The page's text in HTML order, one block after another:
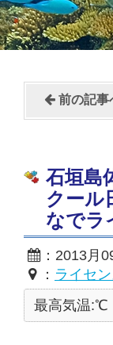
前の記事
石垣島
クール
なでラ
：2013月
： ライセ
最高気温:℃